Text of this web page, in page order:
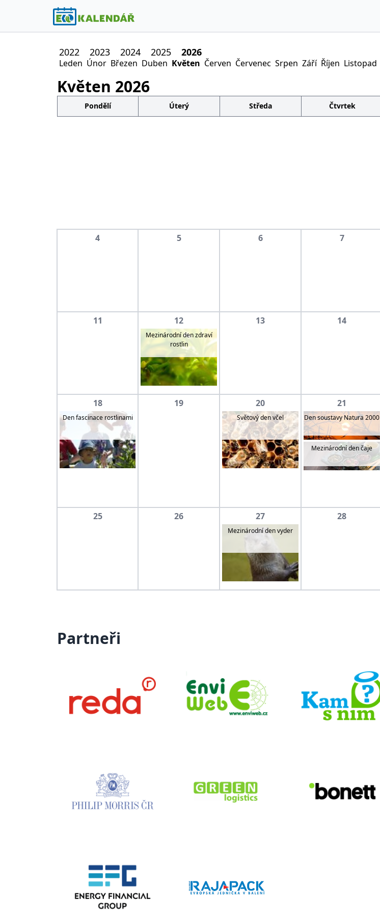
2022 2023 2024 2025 2026
Leden Únor Březen Duben Květen Červen Červenec Srpen Září Říjen Listopad
Květen 2026
Pondělí Úterý Středa Čtvrtek
4 5 6 7
11 12
Mezinárodní den zdraví
rostlin
13 14
18
Den fascinace rostlinami
19 20
Světový den včel
21
Den soustavy Natura 2000
Mezinárodní den čaje
25 26 27
Mezinárodní den vyder
28
Partneři